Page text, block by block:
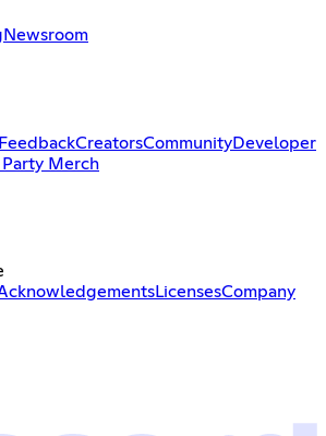
Newsroom
FeedbackCreatorsCommunityDeveloper
Merch
LicensesCompany